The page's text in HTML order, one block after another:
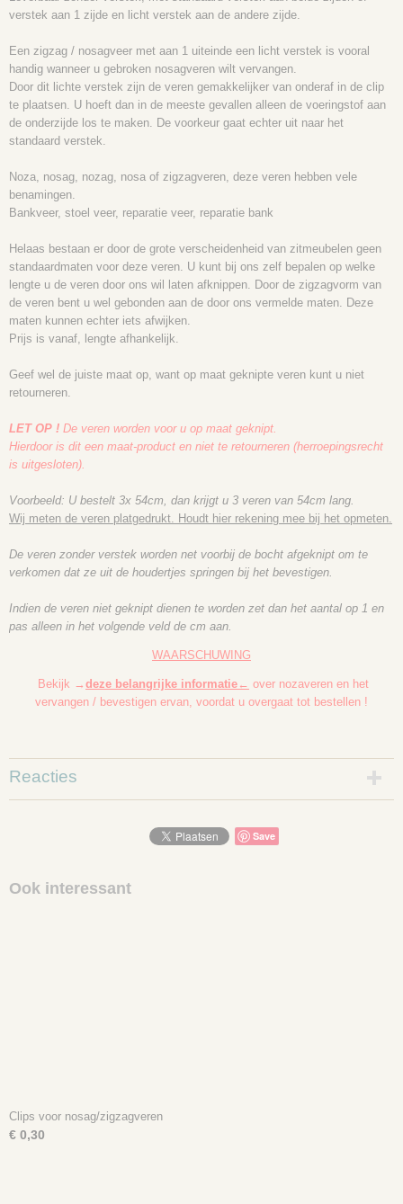
verstek aan 1 zijde en licht verstek aan de andere zijde.
Een zigzag / nosagveer met aan 1 uiteinde een licht verstek is vooral
handig wanneer u gebroken nosagveren wilt vervangen.
Door dit lichte verstek zijn de veren gemakkelijker van onderaf in de clip
te plaatsen. U hoeft dan in de meeste gevallen alleen de voeringstof aan
de onderzijde los te maken. De voorkeur gaat echter uit naar het
standaard verstek.
Noza, nosag, nozag, nosa of zigzagveren, deze veren hebben vele
benamingen.
Bankveer, stoel veer, reparatie veer, reparatie bank
Helaas bestaan er door de grote verscheidenheid van zitmeubelen geen
standaardmaten voor deze veren. U kunt bij ons zelf bepalen op welke
lengte u de veren door ons wil laten afknippen. Door de zigzagvorm van
de veren bent u wel gebonden aan de door ons vermelde maten. Deze
maten kunnen echter iets afwijken.
Prijs is vanaf, lengte afhankelijk.
Geef wel de juiste maat op, want op maat geknipte veren kunt u niet
retourneren.
LET OP ! De veren worden voor u op maat geknipt.
Hierdoor is dit een maat-product en niet te retourneren (herroepingsrecht
is uitgesloten).
Voorbeeld: U bestelt 3x 54cm, dan krijgt u 3 veren van 54cm lang.
Wij meten de veren platgedrukt. Houdt hier rekening mee bij het opmeten.
De veren zonder verstek worden net voorbij de bocht afgeknipt om te
verkomen dat ze uit de houdertjes springen bij het bevestigen.
Indien de veren niet geknipt dienen te worden zet dan het aantal op 1 en
pas alleen in het volgende veld de cm aan.
WAARSCHUWING
Bekijk → deze belangrijke informatie ← over nozaveren en het
vervangen / bevestigen ervan, voordat u overgaat tot bestellen !
Reacties
Save
Ook interessant
Clips voor nosag/zigzagveren
€ 0,30